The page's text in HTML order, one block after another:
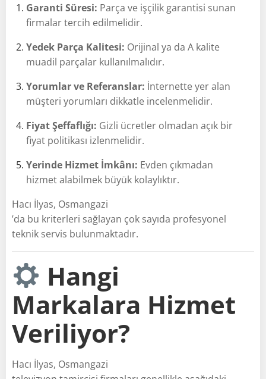
Garanti Süresi: Parça ve işçilik garantisi sunan
firmalar tercih edilmelidir.
Yedek Parça Kalitesi: Orijinal ya da A kalite
muadil parçalar kullanılmalıdır.
Yorumlar ve Referanslar: İnternette yer alan
müşteri yorumları dikkatle incelenmelidir.
Fiyat Şeffaflığı: Gizli ücretler olmadan açık bir
fiyat politikası izlenmelidir.
Yerinde Hizmet İmkânı: Evden çıkmadan
hizmet alabilmek büyük kolaylıktır.
Hacı İlyas, Osmangazi
’da bu kriterleri sağlayan çok sayıda profesyonel
teknik servis bulunmaktadır.
Hangi
Markalara Hizmet
Veriliyor?
Hacı İlyas, Osmangazi